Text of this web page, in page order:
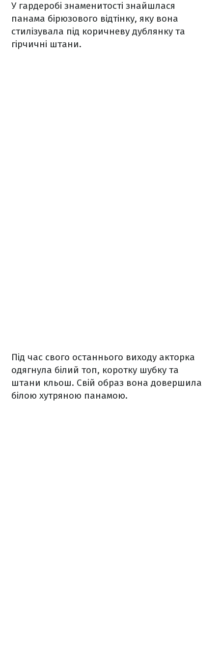
У гардеробі знаменитості знайшлася
панама бірюзового відтінку, яку вона
стилізувала під коричневу дублянку та
гірчичні штани.
Під час свого останнього виходу акторка
одягнула білий топ, коротку шубку та
штани кльош. Свій образ вона довершила
білою хутряною панамою.